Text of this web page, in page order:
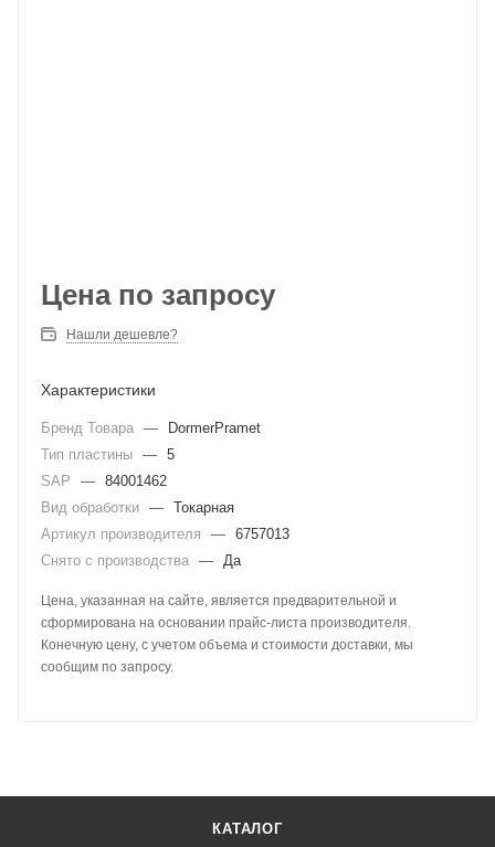
Цена по запросу
Нашли дешевле?
Характеристики
Бренд Товара —
DormerPramet
Тип пластины — 5
SAP
— 84001462
Вид обработки — Токарная
Артикул производителя
— 6757013
Снято с производства — Да
Цена, указанная на сайте, является предварительной и
сформирована на основании прайс-листа производителя.
Конечную цену, с учетом объема и стоимости доставки, мы
сообщим по запросу.
КАТАЛОГ